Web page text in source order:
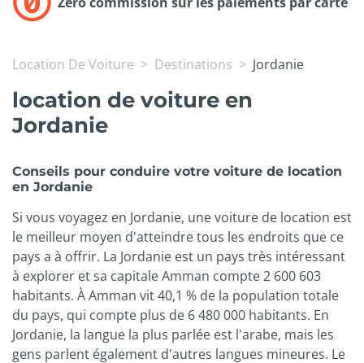
Location De Voiture Destinations Jordanie
location de voiture en
Jordanie
Conseils pour conduire votre voiture de location
en Jordanie
Si vous voyagez en Jordanie, une voiture de location est
le meilleur moyen d'atteindre tous les endroits que ce
pays a à offrir. La Jordanie est un pays très intéressant
à explorer et sa capitale Amman compte 2 600 603
habitants. À Amman vit 40,1 % de la population totale
du pays, qui compte plus de 6 480 000 habitants. En
Jordanie, la langue la plus parlée est l'arabe, mais les
gens parlent également d'autres langues mineures. Le